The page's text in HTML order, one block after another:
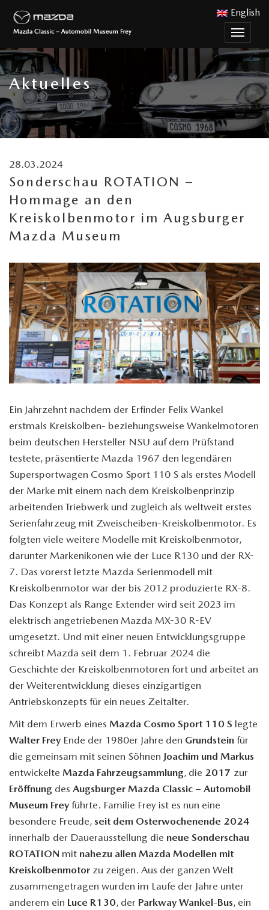
Menu
nutzen
English
Aktuelles
28.03.2024
Sonderschau ROTATION –
Hommage an den
Kreiskolbenmotor im Augsburger
Mazda Museum
Ein Jahrzehnt nachdem der Erfinder Felix Wankel
erstmals Kreiskolben- beziehungsweise Wankelmotoren
beim deutschen Hersteller NSU auf dem Prüfstand
testete, präsentierte Mazda 1967 den legendären
Supersportwagen Cosmo Sport 110 S als erstes Modell
der Marke mit einem nach dem Kreiskolbenprinzip
arbeitenden Triebwerk und zugleich als weltweit erstes
Serienfahrzeug mit Zweischeiben-Kreiskolbenmotor. Es
folgten viele weitere Modelle mit Kreiskolbenmotor,
darunter Markenikonen wie der Luce R130 und der RX-
7. Das vorerst letzte Mazda Serienmodell mit
Kreiskolbenmotor war der bis 2012 produzierte RX-8.
Das Konzept als Range Extender wird seit 2023 im
elektrisch angetriebenen Mazda MX-30 R-EV
umgesetzt. Und mit einer neuen Entwicklungsgruppe
schreibt Mazda seit dem 1. Februar 2024 die
Geschichte der Kreiskolbenmotoren fort und arbeitet an
der Weiterentwicklung dieses einzigartigen
Antriebskonzepts für ein neues Zeitalter.
Mit dem Erwerb eines Mazda Cosmo Sport 110 S legte
Walter Frey Ende der 1980er Jahre den Grundstein für
die gemeinsam mit seinen Söhnen Joachim und Markus
entwickelte Mazda Fahrzeugsammlung, die 2017 zur
Eröffnung des Augsburger Mazda Classic – Automobil
Museum Frey führte. Familie Frey ist es nun eine
besondere Freude, seit dem Osterwochenende 2024
innerhalb der Dauerausstellung die neue Sonderschau
ROTATION mit nahezu allen Mazda Modellen mit
Kreiskolbenmotor zu zeigen. Aus der ganzen Welt
zusammengetragen wurden im Laufe der Jahre unter
anderem ein Luce R130, der Parkway Wankel-Bus, ein